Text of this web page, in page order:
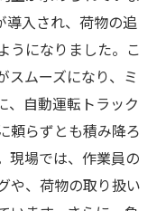
導入され、荷物の追
うになりました。こ
スムーズになり、ミ
、自動運転トラック
頼らずとも積み降ろ
現場では、作業員の
や、荷物の取り扱い